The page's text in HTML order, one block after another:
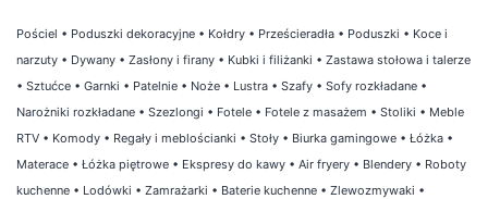
Pościel • Poduszki dekoracyjne • Kołdry • Prześcieradła • Poduszki • Koce i
narzuty • Dywany • Zasłony i firany • Kubki i filiżanki • Zastawa stołowa i talerze
• Sztućce • Garnki • Patelnie • Noże • Lustra • Szafy • Sofy rozkładane •
Narożniki rozkładane • Szezlongi • Fotele • Fotele z masażem • Stoliki • Meble
RTV • Komody • Regały i meblościanki • Stoły • Biurka gamingowe • Łóżka •
Materace • Łóżka piętrowe • Ekspresy do kawy • Air fryery • Blendery • Roboty
kuchenne • Lodówki • Zamrażarki • Baterie kuchenne • Zlewozmywaki •